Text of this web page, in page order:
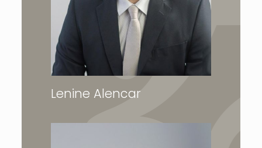
Lenine Alencar